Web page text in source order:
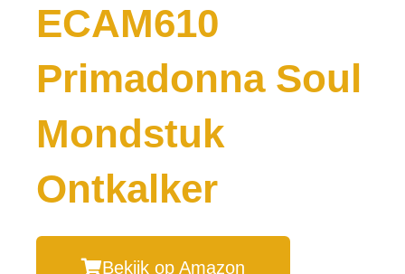
ECAM610
Primadonna Soul
Mondstuk
Ontkalker
Bekijk op Amazon